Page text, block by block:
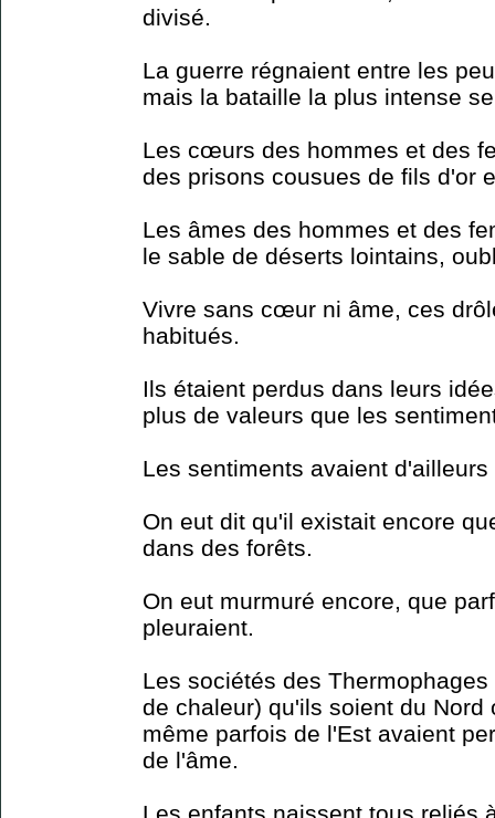
divisé.
La guerre régnaient entre les
mais la bataille la plus intense
Les cœurs des hommes et des
des prisons cousues de fils d'or
Les âmes des hommes et des
le sable de déserts lointains,
Vivre sans cœur ni âme, ces
habitués.
Ils étaient perdus dans leurs
plus de valeurs que les
Les sentiments avaient
On eut dit qu'il existait encore
dans des forêts.
On eut murmuré encore, que
pleuraient.
Les sociétés des
de chaleur) qu'ils soient du Nord
même parfois de l'Est avaient
de l'âme.
Les enfants naissent tous reliés